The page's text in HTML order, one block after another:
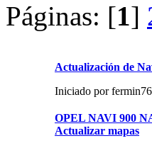
Páginas: [1]
Actualización de
Iniciado por
OPEL NAVI 900
Actualizar mapas